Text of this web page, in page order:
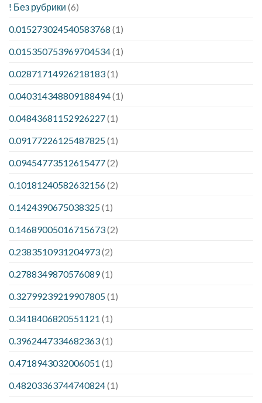
! Без рубрики (6)
0.015273024540583768 (1)
0.015350753969704534(1)
0.02871714926218183(1)
0.040314348809188494(1)
0.04843681152926227(1)
0.09177226125487825(1)
0.09454773512615477(2)
0.10181240582632156(2)
0.1424390675038325(1)
0.14689005016715673(2)
0.2383510931204973(2)
0.2788349870576089(1)
0.32799239219907805(1)
0.3418406820551121 (1)
0.3962447334682363(1)
0.4718943032006051 (1)
0.48203363744740824(1)